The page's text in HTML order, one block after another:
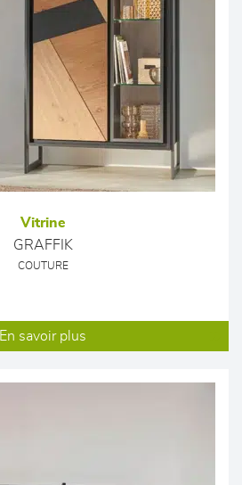
Vitrine
GRAFFIK
COUTURE
En savoir plus